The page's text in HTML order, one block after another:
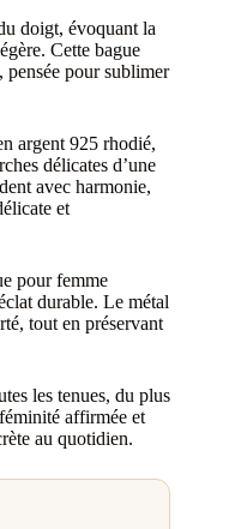
doigt, évoquant la
Cette bague
pensée pour sublimer
argent 925 rhodié,
délicates d’une
avec harmonie,
et
pour femme
durable. Le métal
tout en préservant
les tenues, du plus
affirmée et
au quotidien.